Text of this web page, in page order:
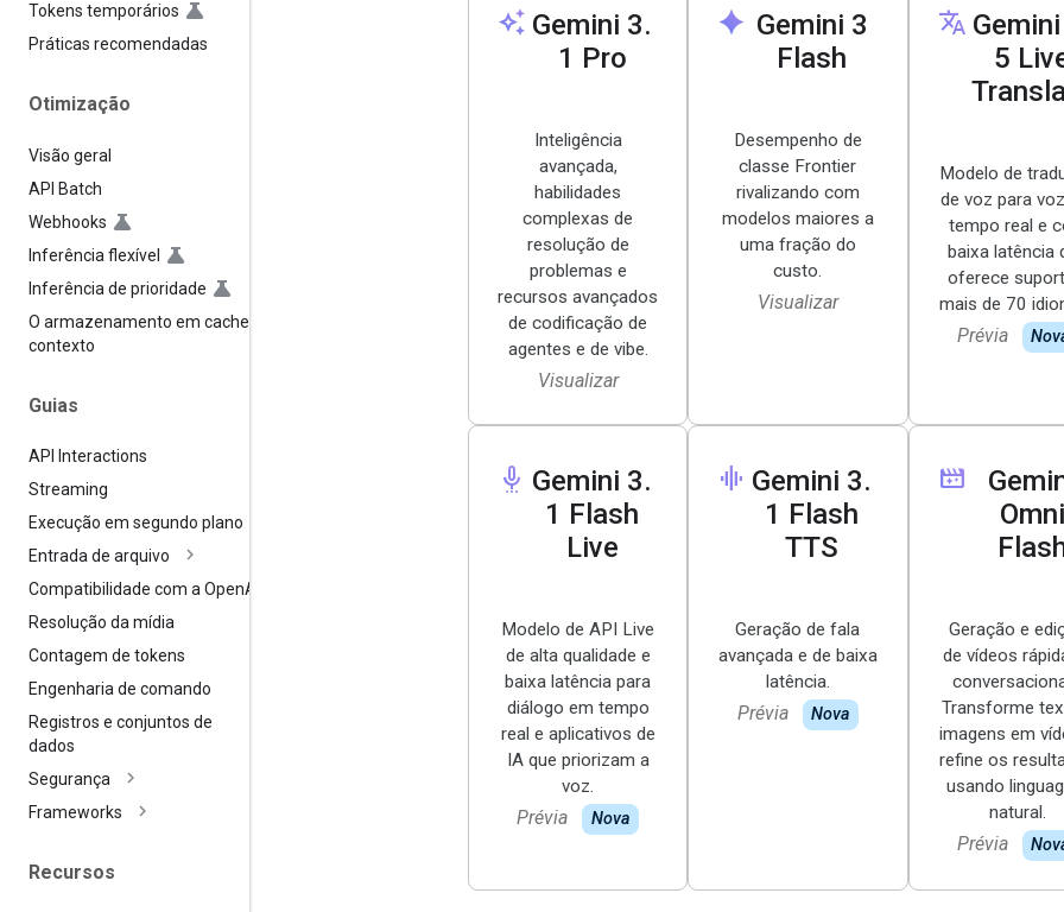
Tokens temporários
Práticas recomendadas
Otimização
Visão geral
API Batch
Webhooks
Inferência flexível
Inferência de prioridade
O armazenamento em cache de
contexto
Guias
API Interactions
Streaming
Execução em segundo plano
Entrada de arquivo
Compatibilidade com a OpenAI
Resolução da mídia
Contagem de tokens
Engenharia de comando
Registros e conjuntos de
dados
Segurança
Frameworks
Recursos
auto_awesome Gemini 3.
1 Pro
Inteligência
avançada,
habilidades
complexas de
resolução de
problemas e
recursos avançados
de codificação de
agentes e de vibe.
Visualizar
spark Gemini 3
Flash
Desempenho de
classe Frontier
rivalizando com
modelos maiores a
uma fração do
custo.
Visualizar
translate
5
Modelo de
de voz para
tempo real e
baixa latência
oferece
mais de 70
Prévia
settings_voice Gemini 3.
1 Flash
Live
Modelo de API Live
de alta qualidade e
baixa latência para
diálogo em tempo
real e aplicativos de
IA que priorizam a
voz.
Prévia Nova
graphic_eq Gemini 3.
1 Flash
TTS
Geração de fala
avançada e de baixa
latência.
Prévia Nova
movie_filter
Omni
Geração e
de vídeos
Transforme
imagens em
refine os
usando
natural.
Prévia